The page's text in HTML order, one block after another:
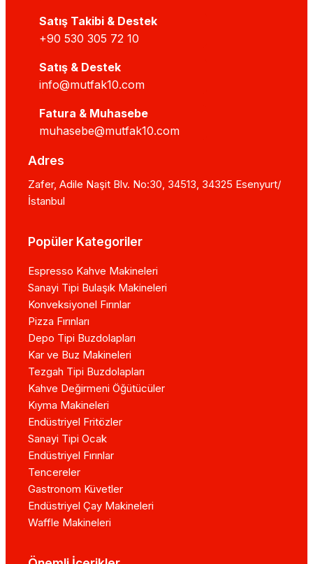
Satış Takibi & Destek
+90 530 305 72 10
Satış & Destek
info@mutfak10.com
Fatura & Muhasebe
muhasebe@mutfak10.com
Adres
Zafer, Adile Naşit Blv. No:30, 34513, 34325 Esenyurt/
İstanbul
Popüler Kategoriler
Espresso Kahve Makineleri
Sanayi Tipi Bulaşık Makineleri
Konveksiyonel Fırınlar
Pizza Fırınları
Depo Tipi Buzdolapları
Kar ve Buz Makineleri
Tezgah Tipi Buzdolapları
Kahve Değirmeni Öğütücüler
Kıyma Makineleri
Endüstriyel Fritözler
Sanayi Tipi Ocak
Endüstriyel Fırınlar
Tencereler
Gastronom Küvetler
Endüstriyel Çay Makineleri
Waffle Makineleri